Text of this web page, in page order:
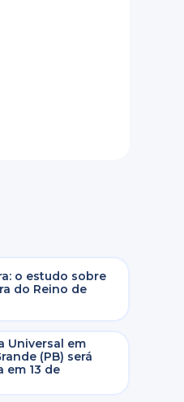
o estudo sobre
do Reino de
Universal em
(PB) será
em 13 de